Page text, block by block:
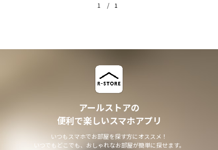
1 1
アールストアの
便利で楽しいスマホアプリ
いつもスマホでお部屋を探す方にオススメ！
いつでもどこでも、おしゃれなお部屋が簡単に探せます。